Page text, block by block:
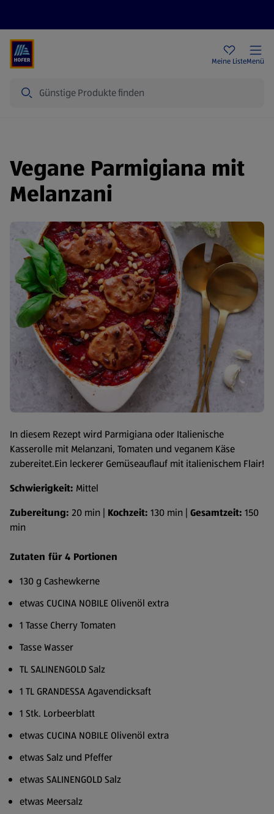
Meine ListeMenü
Vegane Parmigiana mit
Melanzani
In diesem Rezept wird Parmigiana oder Italienische
Kasserolle mit Melanzani, Tomaten und veganem Käse
zubereitet.Ein leckerer Gemüseauflauf mit italienischem Flair!
Schwierigkeit: Mittel
Zubereitung: 20 min | Kochzeit: 130 min | Gesamtzeit: 150
min
Zutaten für 4 Portionen
130 g Cashewkerne
etwas CUCINA NOBILE Olivenöl extra
1 Tasse Cherry Tomaten
Tasse Wasser
TL SALINENGOLD Salz
1 TL GRANDESSA Agavendicksaft
1 Stk. Lorbeerblatt
etwas CUCINA NOBILE Olivenöl extra
etwas Salz und Pfeffer
etwas SALINENGOLD Salz
etwas Meersalz